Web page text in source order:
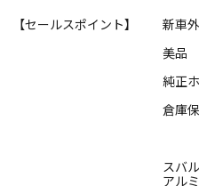
【セールスポイント】
新車
美品
純正
倉庫
スバ
アル